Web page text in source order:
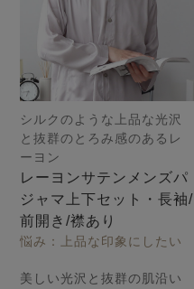
シルクのような上品な光沢
と抜群のとろみ感のあるレ
ーヨン
レーヨンサテンメンズパ
ジャマ上下セット・長袖/
前開き/襟あり
悩み：上品な印象にしたい
美しい光沢と抜群の肌沿い